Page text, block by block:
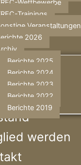
Wettbewerbe
Trainings
Veranstaltungen
2026
Berichte 2025
Berichte 2024
Berichte 2023
Berichte 2022
Berichte 2019
werden